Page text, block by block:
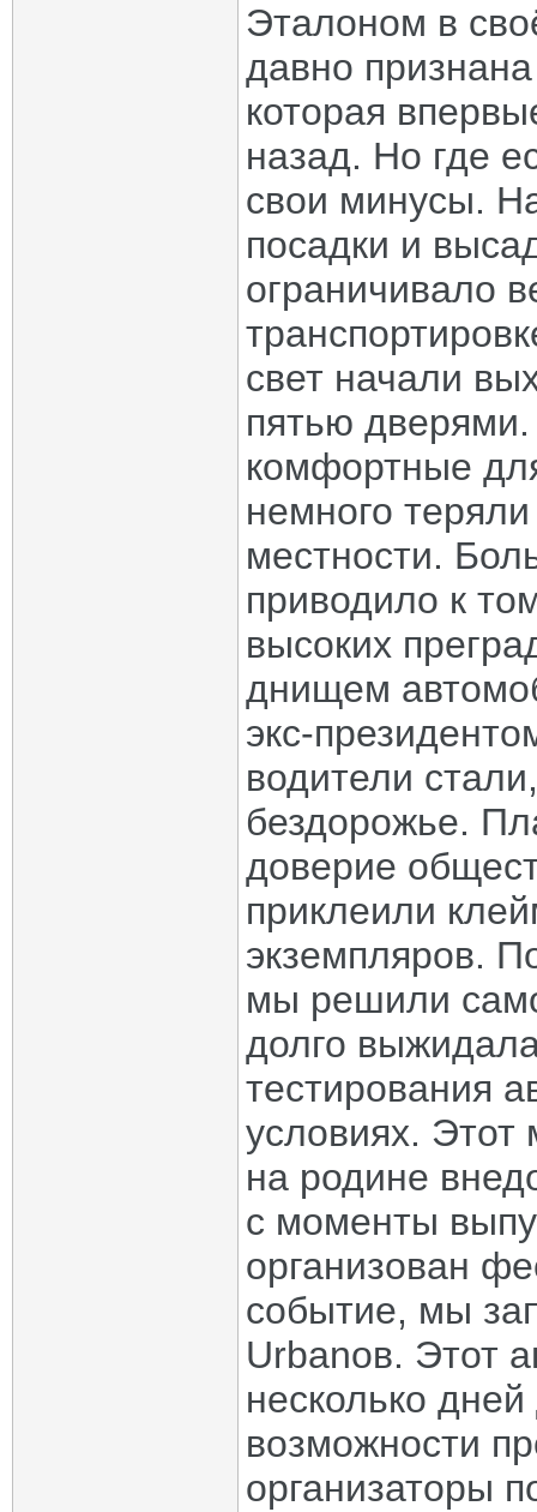
Эталоном в
давно
которая
назад. Но где
свои минусы.
посадки и
ограничивало
свет начали
пятью
комфортные
немного
местности.
приводило к
высоких
днищем
экс-
водители
бездорожье.
доверие
приклеили
экземпляров.
мы решили
долго
тестирования
условиях. Этот
на родине
с моменты
организован
событие, мы
Urbanов. Этот
несколько
возможности
организаторы